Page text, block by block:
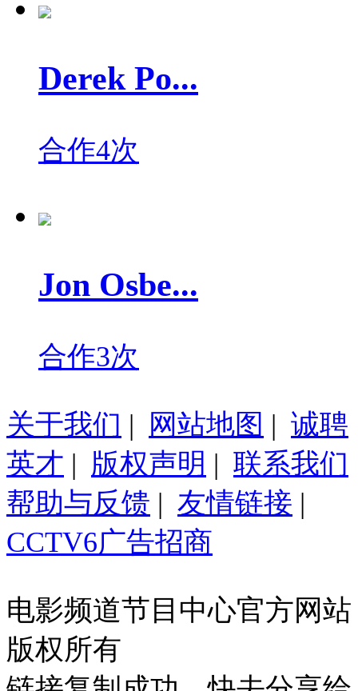
Derek Po...
合作4次
Jon Osbe...
合作3次
关于我们 | 网站地图 | 诚聘
英才 | 版权声明 | 联系我们
帮助与反馈 | 友情链接 |
CCTV6广告招商
电影频道节目中心官方网站
版权所有